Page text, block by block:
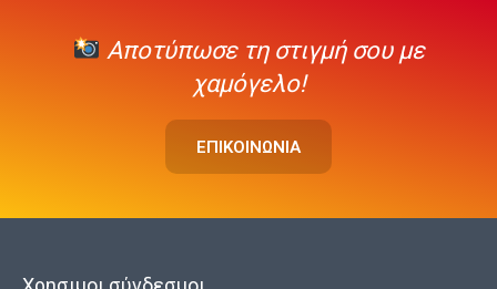
Αποτύπωσε τη στιγμή σου με
χαμόγελο!
ΕΠΙΚΟΙΝΩΝΙΑ